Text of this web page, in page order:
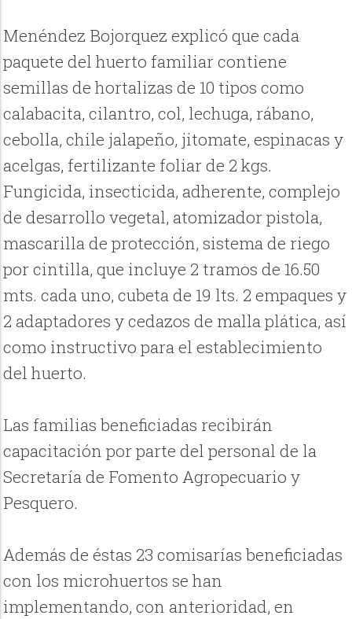
Menéndez Bojorquez explicó que cada
paquete del huerto familiar contiene
semillas de hortalizas de 10 tipos como
calabacita, cilantro, col, lechuga, rábano,
cebolla, chile jalapeño, jitomate, espinacas y
acelgas, fertilizante foliar de 2 kgs.
Fungicida, insecticida, adherente, complejo
de desarrollo vegetal, atomizador pistola,
mascarilla de protección, sistema de riego
por cintilla, que incluye 2 tramos de 16.50
mts. cada uno, cubeta de 19 lts. 2 empaques y
2 adaptadores y cedazos de malla plática, así
como instructivo para el establecimiento
del huerto.
Las familias beneficiadas recibirán
capacitación por parte del personal de la
Secretaría de Fomento Agropecuario y
Pesquero.
Además de éstas 23 comisarías beneficiadas
con los microhuertos se han
implementando, con anterioridad, en